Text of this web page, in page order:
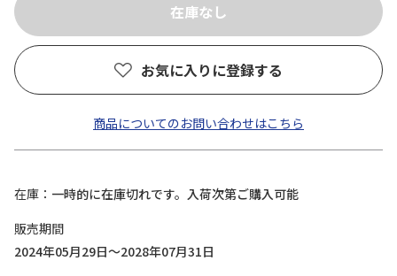
お気に入りに登録する
商品についてのお問い合わせはこちら
在庫
一時的に在庫切れです。入荷次第ご購入可能
販売期間
2024年05月29日～2028年07月31日